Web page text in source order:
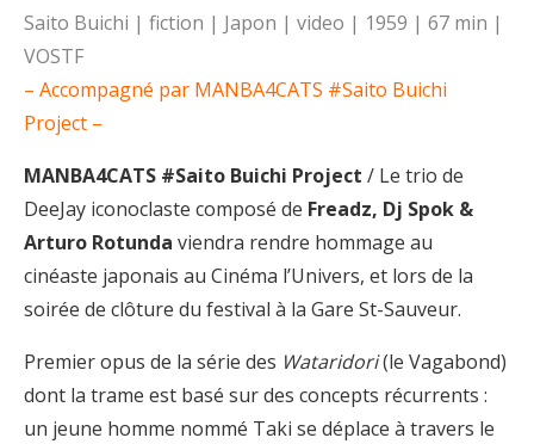
Saito Buichi | fiction | Japon | video | 1959 | 67 min |
VOSTF
– Accompagné par MANBA4CATS #Saito Buichi
Project –
MANBA4CATS #Saito Buichi Project / Le trio de
DeeJay iconoclaste composé de Freadz, Dj Spok &
Arturo Rotunda viendra rendre hommage au
cinéaste japonais au Cinéma l’Univers, et lors de la
soirée de clôture du festival à la Gare St-Sauveur.
Premier opus de la série des Wataridori(le Vagabond)
dont la trame est basé sur des concepts récurrents :
un jeune homme nommé Taki se déplace à travers le